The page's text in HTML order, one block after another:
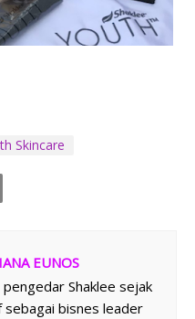
Skincare
EUNOS
Shaklee sejak
sebagai bisnes leader